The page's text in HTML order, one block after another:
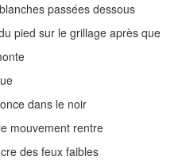
passées dessous
pied sur le grillage après que
dans le noir
mouvement rentre
des feux faibles